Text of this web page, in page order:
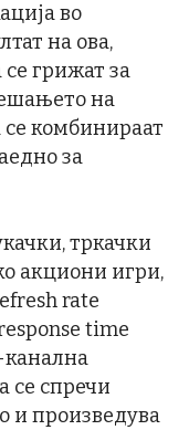
во
на ова,
грижат за
на
се комбинираат
за
тркачки
акциони игри,
rate
time
канална
се спречи
и произведува